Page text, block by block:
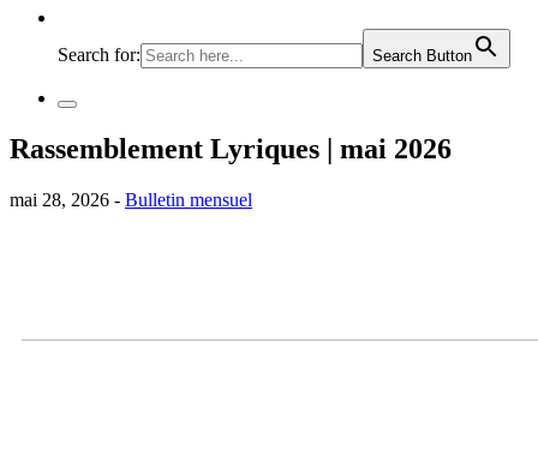
Search for: Search Button
Rassemblement Lyriques | mai 2026
mai 28, 2026 - Bulletin mensuel